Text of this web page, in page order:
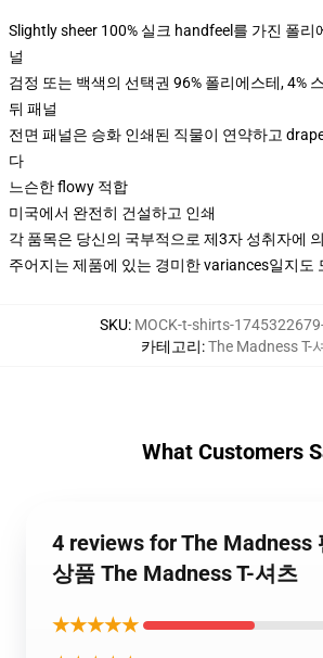
Slightly sheer 100% 실크 handfeel를 가진 폴리
널
검정 또는 백색의 선택권 96% 폴리에스테, 4%
뒤 패널
전면 패널은 승화 인쇄된 직물이 연약하고
다
느슨한 flowy 적합
미국에서 완전히 건설하고 인쇄
각 품목은 당신의 국부적으로 제3자 성취자에
주어지는 제품에 있는 경미한 variances일지도
SKU: MOCK-t-shirts-
카테고리:The Madness T-
What Customers
4 reviews for The Madness
상품 The Madness T-셔츠
★★★★★